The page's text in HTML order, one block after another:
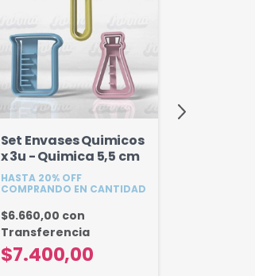
Set Envases Quimicos
x 3u - Quimica 5,5 cm
HASTA 20% OFF
COMPRANDO EN CANTIDAD
$7.400,00
$6.660,00 con
Transferencia